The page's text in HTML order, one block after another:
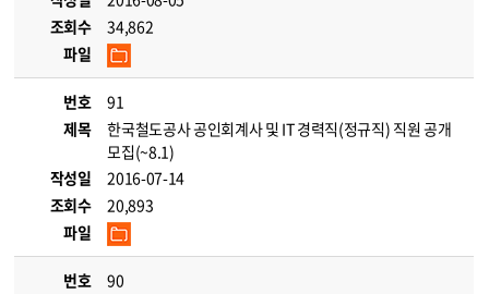
조회수
34,862
파일
번호
91
제목
한국철도공사 공인회계사 및 IT 경력직(정규직) 직원 공개
모집(~8.1)
작성일
2016-07-14
조회수
20,893
파일
번호
90